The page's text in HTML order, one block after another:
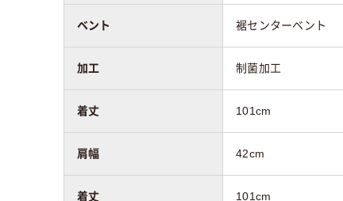
ベント 裾センターベント
加工 制菌加工
着丈 101cm
肩幅 42cm
着丈 101cm